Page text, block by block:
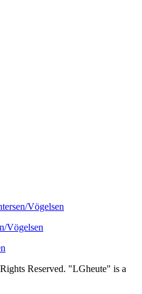
Vögelsen
Vögelsen
Reserved. "LGheute" is a